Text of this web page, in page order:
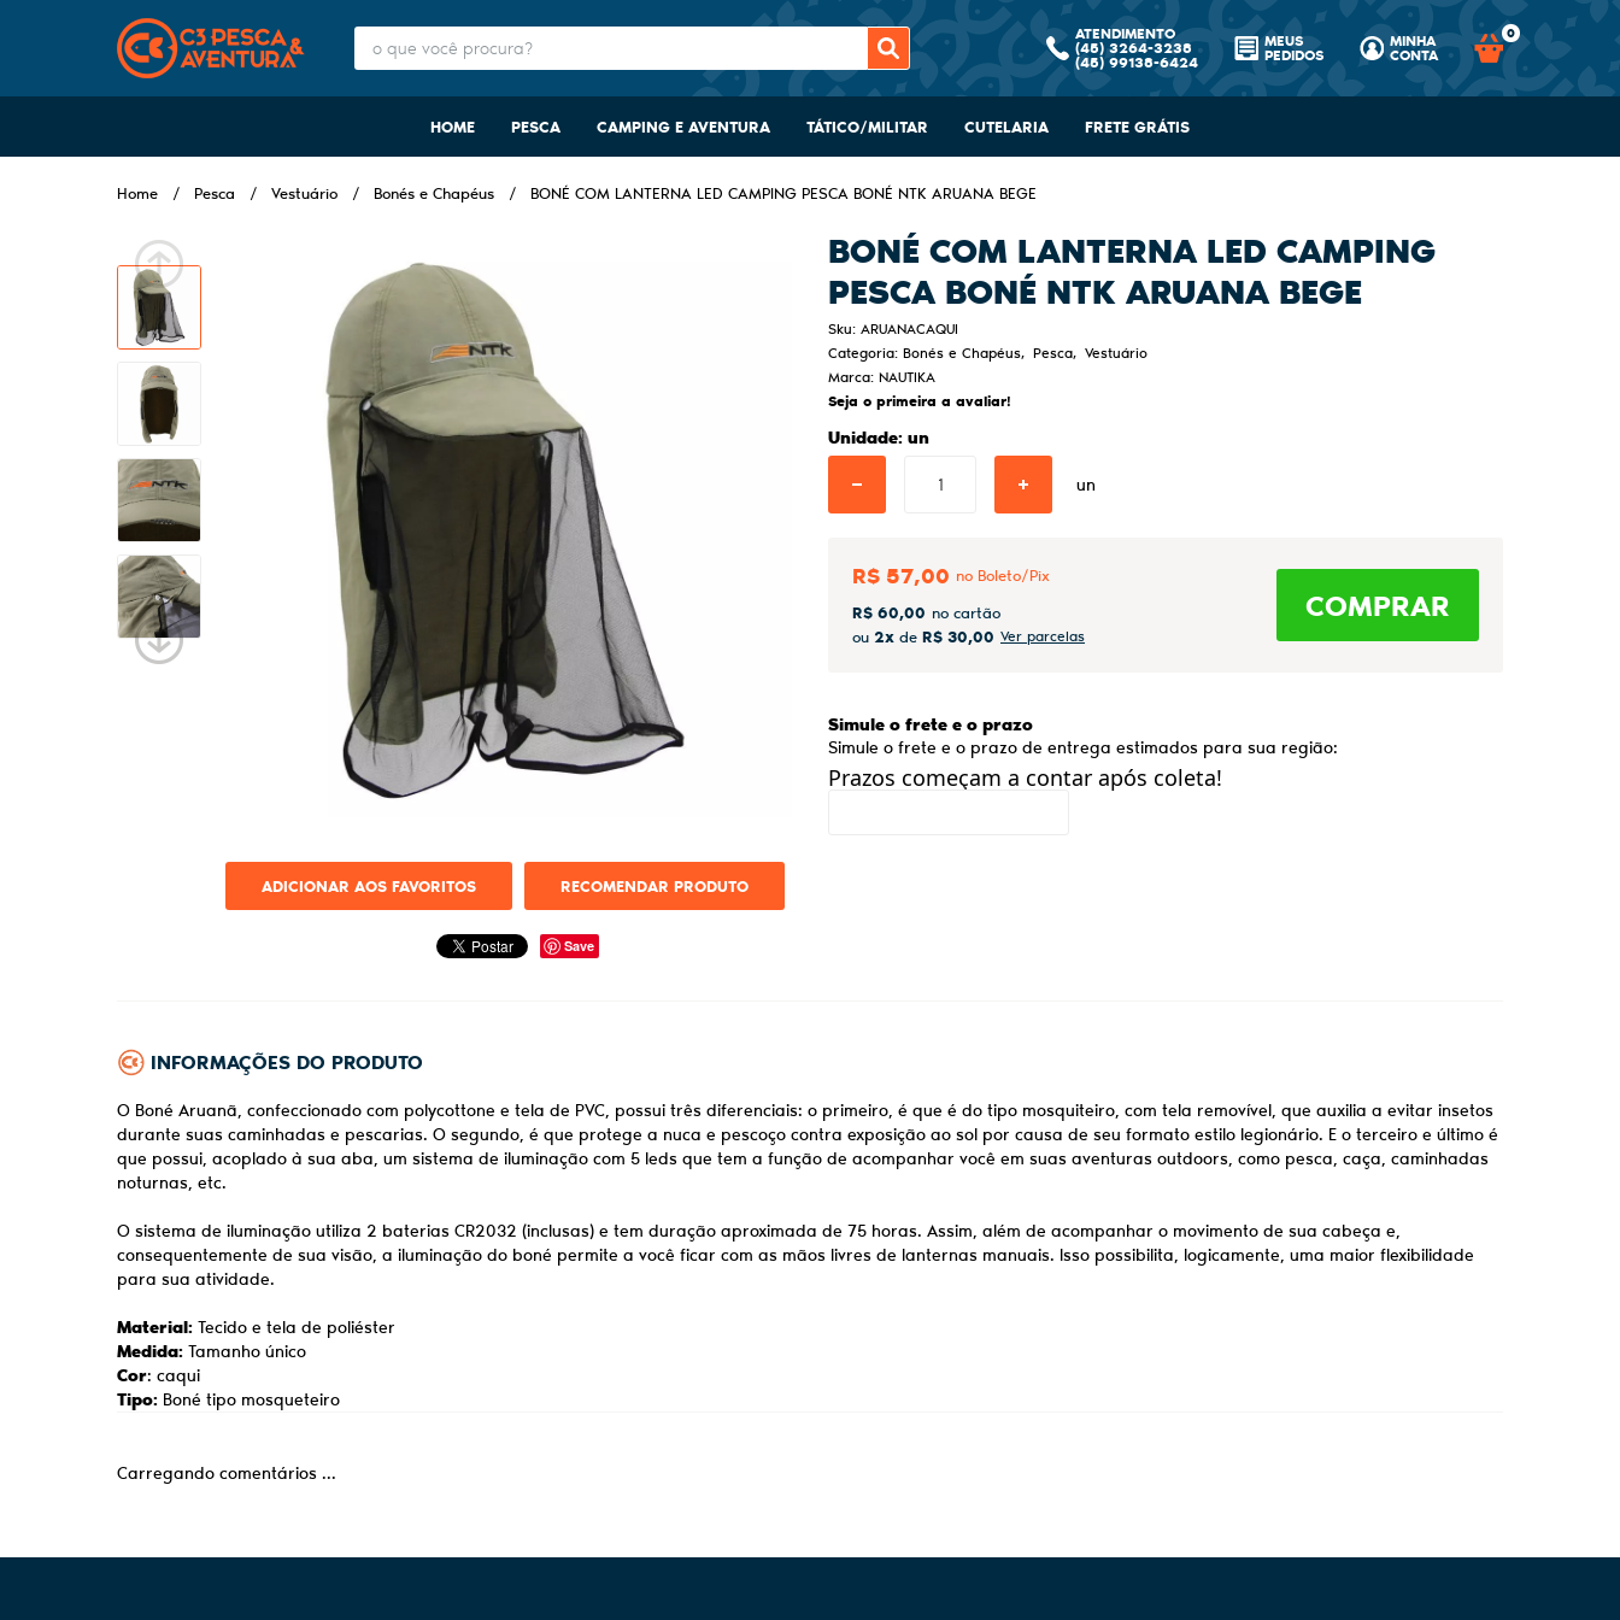
ATENDIMENTO
(45)3264-3238
(45)99138-6424
MEUS
PEDIDOS
MINHA
CONTA
0
HOME PESCA CAMPING E AVENTURA TÁTICO/MILITAR CUTELARIA FRETE GRÁTIS
Home Pesca Vestuário Bonés e Chapéus BONÉ COM LANTERNA LED CAMPING PESCA BONÉ NTK ARUANA BEGE
ADICIONAR AOS FAVORITOS RECOMENDAR PRODUTO
Save
BONÉ COM LANTERNA LED CAMPING
PESCA BONÉ NTK ARUANA BEGE
Sku: ARUANACAQUI
Categoria: Bonés e Chapéus Pesca Vestuário
Marca: NAUTIKA
Seja o primeira a avaliar!
Unidade: un
un
R$ 60,00
R$ 57,00
ou 2x de R$ 30,00 Ver parcelas
COMPRAR
Simule o frete e o prazo
Simule o frete e o prazo de entrega estimados para sua região:
Prazos começam a contar após coleta!
INFORMAÇÕES DO PRODUTO
O Boné Aruanã, confeccionado com polycottone e tela de PVC, possui três diferenciais: o primeiro, é que é do tipo mosquiteiro, com tela removível, que auxilia a evitar insetos
durante suas caminhadas e pescarias. O segundo, é que protege a nuca e pescoço contra exposição ao sol por causa de seu formato estilo legionário. E o terceiro e último é
que possui, acoplado à sua aba, um sistema de iluminação com 5 leds que tem a função de acompanhar você em suas aventuras outdoors, como pesca, caça, caminhadas
noturnas, etc.
O sistema de iluminação utiliza 2 baterias CR2032 (inclusas) e tem duração aproximada de 75 horas. Assim, além de acompanhar o movimento de sua cabeça e,
consequentemente de sua visão, a iluminação do boné permite a você ficar com as mãos livres de lanternas manuais. Isso possibilita, logicamente, uma maior flexibilidade
para sua atividade.
Material: Tecido e tela de poliéster
Medida: Tamanho único
Cor: caqui
Tipo: Boné tipo mosqueteiro
Carregando comentários ...